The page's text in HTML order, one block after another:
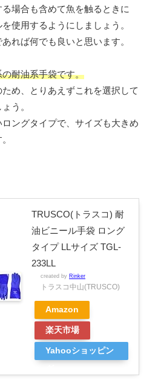
場合も含めて魚を触るときに
使用するようにしましょう。
れば何でも良いと思います。
耐油系手袋です。
め、とりあえずこれを選択して
う。
ングタイプで、サイズも大きめ
TRUSCO(トラスコ) 耐
油ビニール手袋 ロング
タイプ LLサイズ TGL-
233LL
created by Rinker
トラスコ中山(TRUSCO)
Amazon
楽天市場
Yahooショッピン